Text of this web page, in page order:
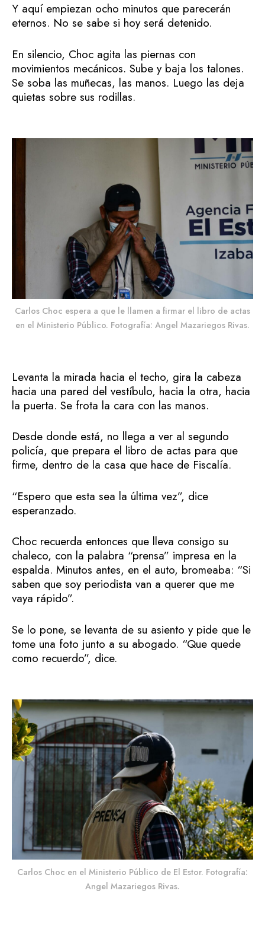
Y aquí empiezan ocho minutos que parecerán
eternos. No se sabe si hoy será detenido.
En silencio, Choc agita las piernas con
movimientos mecánicos. Sube y baja los talones.
Se soba las muñecas, las manos. Luego las deja
quietas sobre sus rodillas.
Carlos Choc espera a que le llamen a firmar el libro de actas
en el Ministerio Público. Fotografía: Angel Mazariegos Rivas.
Levanta la mirada hacia el techo, gira la cabeza
hacia una pared del vestíbulo, hacia la otra, hacia
la puerta. Se frota la cara con las manos.
Desde donde está, no llega a ver al segundo
policía, que prepara el libro de actas para que
firme, dentro de la casa que hace de Fiscalía.
“Espero que esta sea la última vez”, dice
esperanzado.
Choc recuerda entonces que lleva consigo su
chaleco, con la palabra “prensa” impresa en la
espalda. Minutos antes, en el auto, bromeaba: “Si
saben que soy periodista van a querer que me
vaya rápido”.
Se lo pone, se levanta de su asiento y pide que le
tome una foto junto a su abogado. “Que quede
como recuerdo”, dice.
Carlos Choc en el Ministerio Público de El Estor. Fotografía:
Angel Mazariegos Rivas.